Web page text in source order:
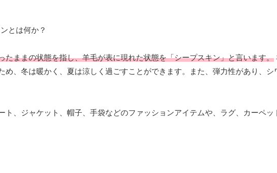
たままの状態を指し、羊毛が表に現れた状態を「シープスキン」と言います。
、冬は暖かく、夏は涼しく過ごすことができます。また、弾力性があり、シ
ト、ジャケット、帽子、手袋などのファッションアイテムや、ラグ、カーペッ